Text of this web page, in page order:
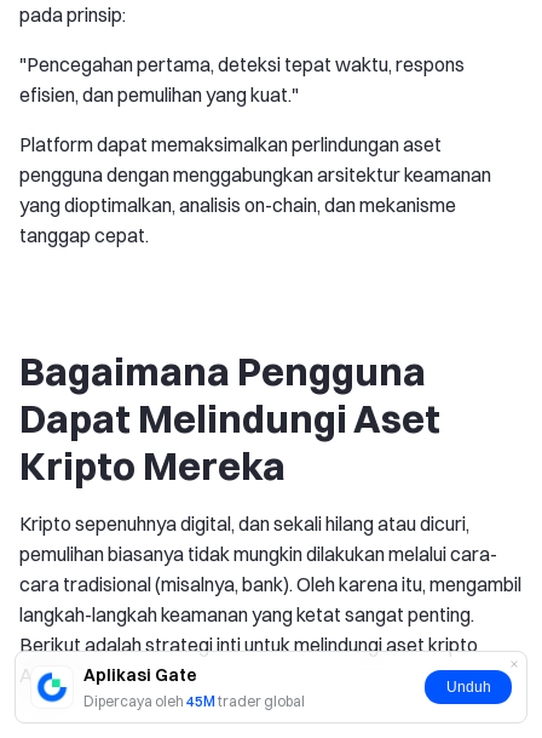
Aplikasi Gate
Dipercaya oleh 45M trader global
Unduh
pada prinsip:
"Pencegahan pertama, deteksi tepat waktu, respons
efisien, dan pemulihan yang kuat."
Platform dapat memaksimalkan perlindungan aset
pengguna dengan menggabungkan arsitektur keamanan
yang dioptimalkan, analisis on-chain, dan mekanisme
tanggap cepat.
Bagaimana Pengguna
Dapat Melindungi Aset
Kripto Mereka
Kripto sepenuhnya digital, dan sekali hilang atau dicuri,
pemulihan biasanya tidak mungkin dilakukan melalui cara-
cara tradisional (misalnya, bank). Oleh karena itu, mengambil
langkah-langkah keamanan yang ketat sangat penting.
Berikut adalah strategi inti untuk melindungi aset kripto
Anda: